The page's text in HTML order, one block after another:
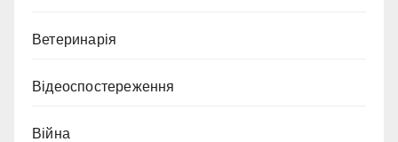
Ветеринарія
Відеоспостереження
Війна